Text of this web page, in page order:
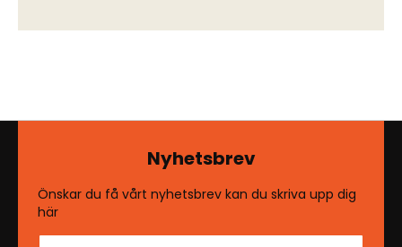
Nyhetsbrev
Önskar du få vårt nyhetsbrev kan du skriva upp dig
här